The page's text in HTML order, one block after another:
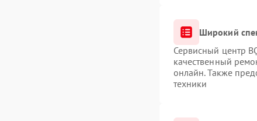
Широкий
Сервисный центр
качественный
онлайн. Также
техники